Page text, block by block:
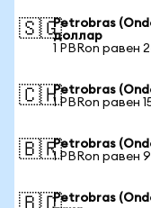
🇸🇬Petrobras
доллар
1 PBRon равен
🇨🇭Petrobras
1 PBRon равен
🇧🇷Petrobras
1 PBRon равен
Petrobras